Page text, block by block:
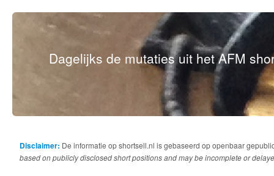
Dagelijks de mutaties uit het AFM
Disclaimer: De informatie op shortsell.nl is gebaseerd op openbaar
based on publicly disclosed short positions and may be incomplete or